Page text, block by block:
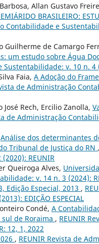
Allan Gustavo
BRASILEIRO:
Contabilidade e
Guilherme de Camargo
estudo sobre Água
v. 10 n. 4
Faia, A Adoção do
de Administração
Rech, Ercilio Zanolla,
de Administração
Análise dos determinantes
Tribunal de Justiça do RN ,
REUNIR
Queiroga Alves,
v. 14 n. 3 (2024):
Edição Especial, 2013 ,
EDIÇÃO ESPECIAL
Condé, A
de Roraima , REUNIR
12, 1, 2022
, REUNIR Revista de